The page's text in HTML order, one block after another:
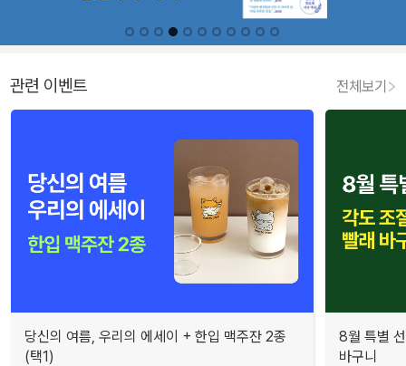
관련 이벤트 전체보기
당신의 여름, 우리의 에세이 + 한입 맥주잔 2종
(택1)
8월 특별
바구니